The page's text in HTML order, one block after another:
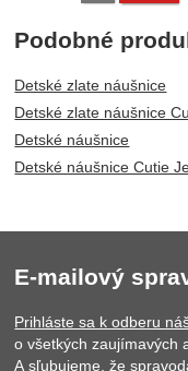
Podobné
Detské zlate náušnice
Detské zlate náušnice
Detské náušnice
Detské náušnice Cutie
E-mailový
Prihláste sa k odberu
o všetkých zaujímavých
A sľubujeme, že